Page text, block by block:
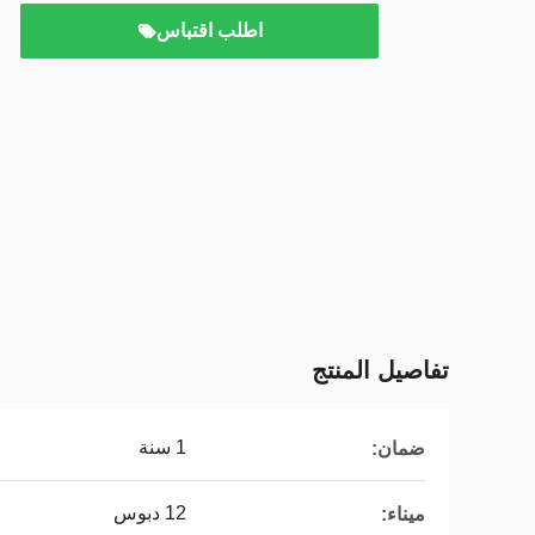
اطلب اقتباس
تفاصيل المنتج
ضمان: 1 سنة
ميناء: 12 دبوس